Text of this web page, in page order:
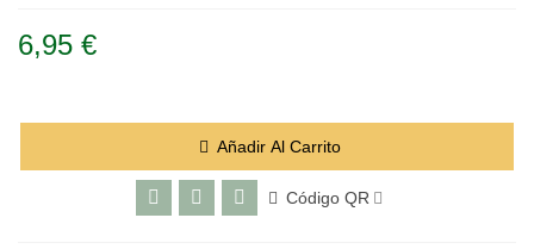
6,95 €
Añadir Al Carrito
Código QR